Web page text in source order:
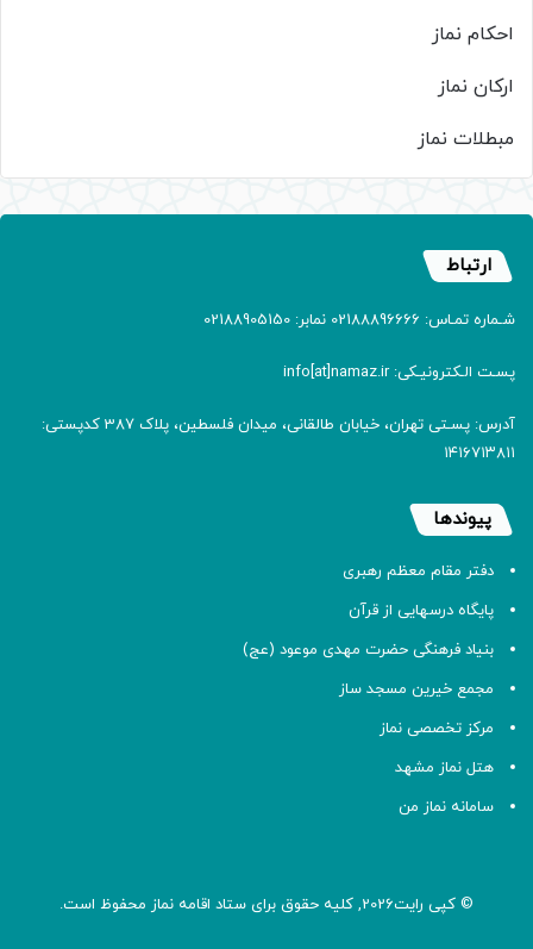
احکام نماز
ارکان نماز
مبطلات نماز
ارتباط
شـماره تمـاس: 02188896666 نمابر: 02188905150
پسـت الـکترونیـکی: info[at]namaz.ir
آدرس: پسـتی تهران، خیابان طالقانی، میدان فلسطین، پلاک 387 کدپستی:
۱۴۱۶۷۱۳۸۱۱
پیوندها
دفتر مقام معظم رهبری
پایگاه درسهایی از قرآن
بنیاد فرهنگی حضرت مهدی موعود (عج)
مجمع خیرین مسجد ساز
مرکز تخصصی نماز
هتل نماز مشهد
سامانه نماز من
© کپی رایت2026, کلیه حقوق برای ستاد اقامه نماز محفوظ است.